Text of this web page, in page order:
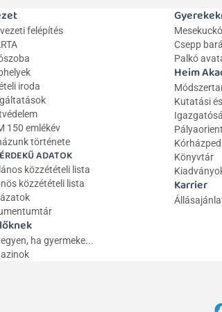
felépítés
iroda
150 emlékév
története
ADATOK
közzétételi lista
közzétételi lista
ha gyermeke...
Mesekuckó
Csepp
Palkó
Heim
Kutatási
Könyvtár
Karrier